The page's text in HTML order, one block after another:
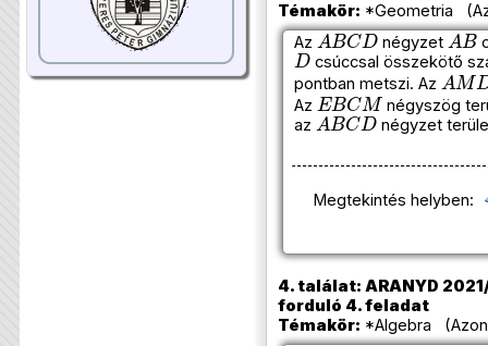
Témakör: *Geometria
Az
ABCD
négyzet
AB
D
csúccsal összekötő
pontban metszi. Az
AMD
Az
EBCM
négyszög
az
ABCD
négyzet
Megtekintés helyben:
4. találat: ARANYD
forduló 4. feladat
Témakör: *Algebra